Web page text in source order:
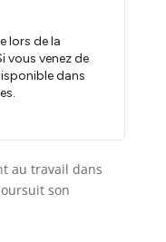
au travail dans
son